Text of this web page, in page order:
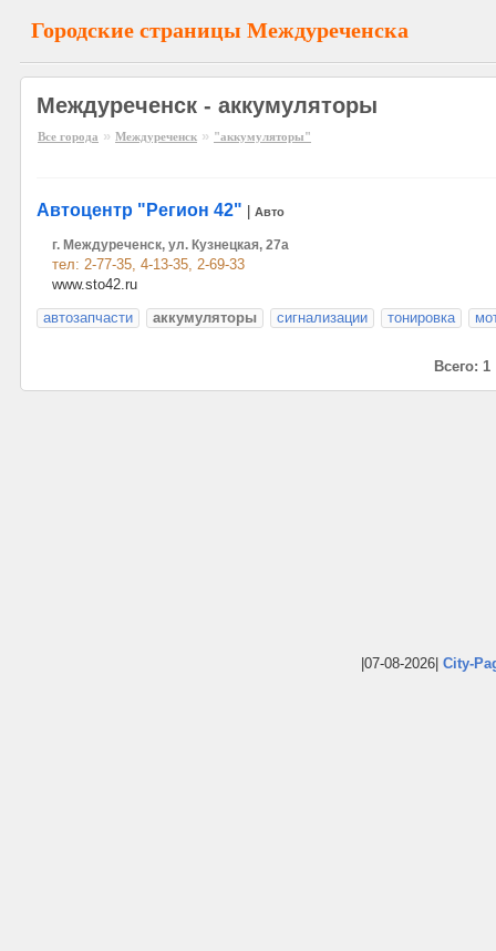
Городские страницы Междуреченска
Междуреченск - аккумуляторы
Все города » Междуреченск » "аккумуляторы"
Автоцентр "Регион 42" Авто
г. Междуреченск, ул. Кузнецкая, 27а
тел: 2-77-35, 4-13-35, 2-69-33
www.sto42.ru
автозапчасти
аккумуляторы сигнализации тонировка
Всего: 1
|07-08-2026| City-